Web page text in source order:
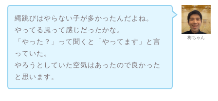
梅ちゃん
縄跳びはやらない子が多かったんだよね。
やってる風って感じだったかな。
「やった？」って聞くと「やってます」と言
っていた。
やろうとしていた空気はあったので良かった
と思います。